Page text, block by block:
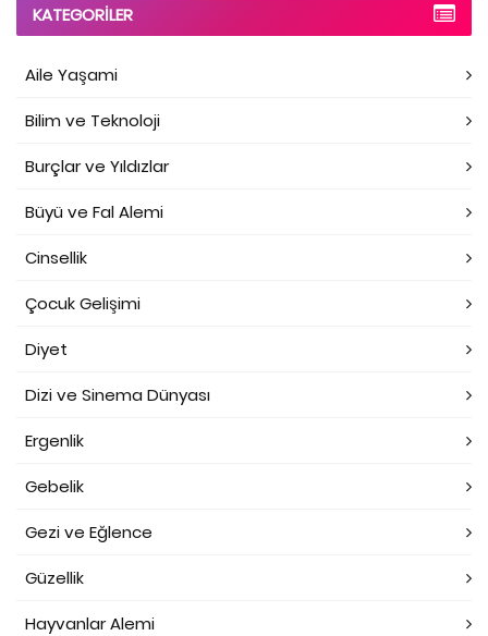
KATEGORILER
Aile Yaşami
Bilim ve Teknoloji
Burçlar ve Yıldızlar
Büyü ve Fal Alemi
Cinsellik
Çocuk Gelişimi
Diyet
Dizi ve Sinema Dünyası
Ergenlik
Gebelik
Gezi ve Eğlence
Güzellik
Hayvanlar Alemi